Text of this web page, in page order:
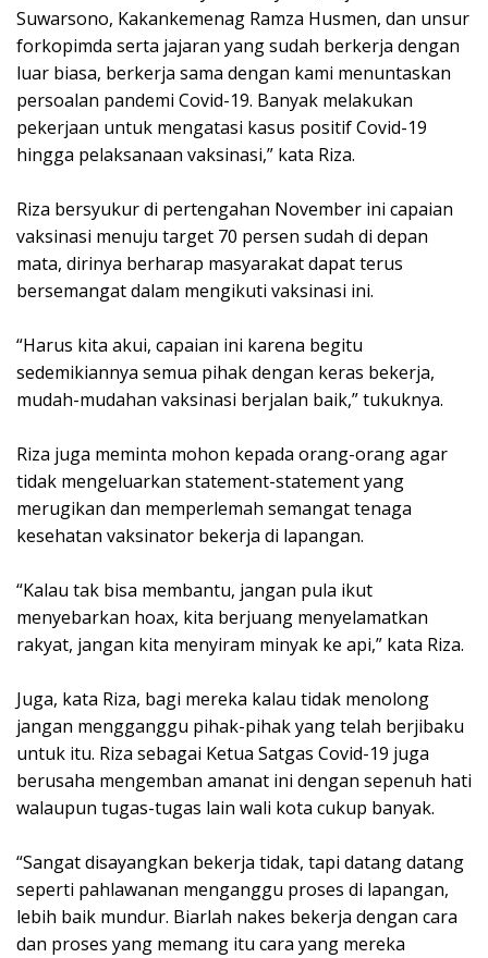
Suwarsono, Kakankemenag Ramza Husmen, dan unsur
forkopimda serta jajaran yang sudah berkerja dengan
luar biasa, berkerja sama dengan kami menuntaskan
persoalan pandemi Covid-19. Banyak melakukan
pekerjaan untuk mengatasi kasus positif Covid-19
hingga pelaksanaan vaksinasi,” kata Riza.
Riza bersyukur di pertengahan November ini capaian
vaksinasi menuju target 70 persen sudah di depan
mata, dirinya berharap masyarakat dapat terus
bersemangat dalam mengikuti vaksinasi ini.
“Harus kita akui, capaian ini karena begitu
sedemikiannya semua pihak dengan keras bekerja,
mudah-mudahan vaksinasi berjalan baik,” tukuknya.
Riza juga meminta mohon kepada orang-orang agar
tidak mengeluarkan statement-statement yang
merugikan dan memperlemah semangat tenaga
kesehatan vaksinator bekerja di lapangan.
“Kalau tak bisa membantu, jangan pula ikut
menyebarkan hoax, kita berjuang menyelamatkan
rakyat, jangan kita menyiram minyak ke api,” kata Riza.
Juga, kata Riza, bagi mereka kalau tidak menolong
jangan mengganggu pihak-pihak yang telah berjibaku
untuk itu. Riza sebagai Ketua Satgas Covid-19 juga
berusaha mengemban amanat ini dengan sepenuh hati
walaupun tugas-tugas lain wali kota cukup banyak.
“Sangat disayangkan bekerja tidak, tapi datang datang
seperti pahlawanan menganggu proses di lapangan,
lebih baik mundur. Biarlah nakes bekerja dengan cara
dan proses yang memang itu cara yang mereka